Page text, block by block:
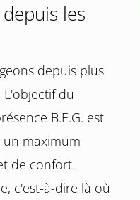
les
depuis plus
du
B.E.G. est
un maximum
de confort.
c'est-à-dire là où